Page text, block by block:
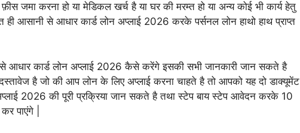
जमा करना हो या मेडिकल खर्च है या घर की मरम्त हो या अन्य कोई भी कार्य हेतु
आसानी से आधार कार्ड लोन अप्लाई 2026 करके पर्सनल लोन हाथो हाथ प्राप्त
आधार कार्ड लोन अप्लाई 2026 कैसे करेंगे इसकी सभी जानकारी जान सकते है
है जो की आप लोन के लिए अप्लाई करना चाहते है तो आपको यह दो डाक्यूमेंट
2026 की पूरी प्रक्रिया जान सकते है तथा स्टेप बाय स्टेप आवेदन करके 10
पाएंगे |